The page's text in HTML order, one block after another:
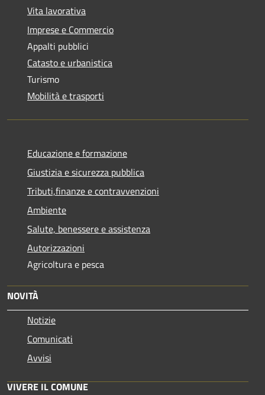
Vita lavorativa
Imprese e Commercio
Appalti pubblici
Catasto e urbanistica
Turismo
Mobilità e trasporti
Educazione e formazione
Giustizia e sicurezza pubblica
Tributi,finanze e contravvenzioni
Ambiente
Salute, benessere e assistenza
Autorizzazioni
Agricoltura e pesca
NOVITÀ
Notizie
Comunicati
Avvisi
VIVERE IL COMUNE